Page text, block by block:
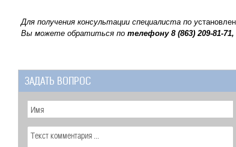
Для получения консультации специалиста по у
Вы можете обратиться по телефону 8 (863) 209-81-71,
ЗАДАТЬ ВОПРОС